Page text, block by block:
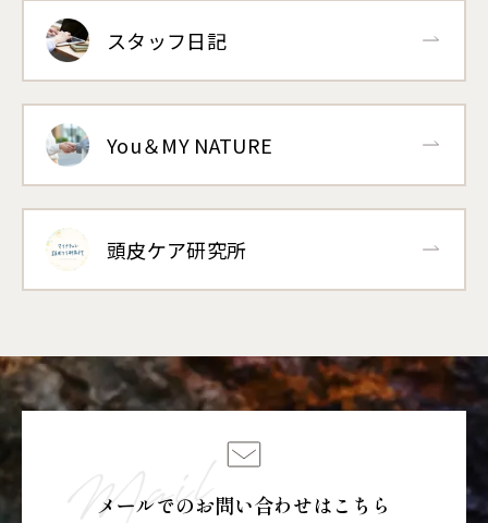
スタッフ日記
You＆MY NATURE
頭皮ケア研究所
メールでのお問い合わせはこちら